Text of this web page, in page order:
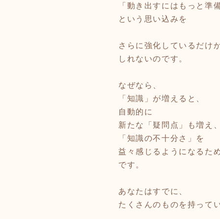
「動き出すにはもっと準
という思い込みを
さらに強化しているだけ
しれないのです。
なぜなら、
「知識」が増えると、
自動的に
新たな「疑問点」も増え、
「知識の不十分さ」を
益々感じるようになるた
です。
あなたはすでに、
たくさんのものを持って